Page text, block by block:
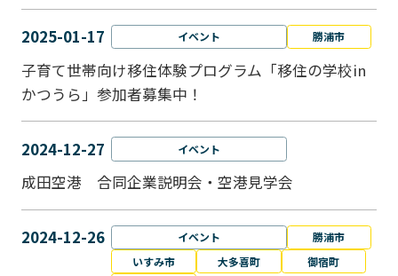
2025-01-17 イベント 勝浦市
子育て世帯向け移住体験プログラム「移住の学校in
かつうら」参加者募集中！
2024-12-27 イベント
成田空港 合同企業説明会・空港見学会
2024-12-26 イベント
勝浦市
いすみ市
大多喜町
御宿町